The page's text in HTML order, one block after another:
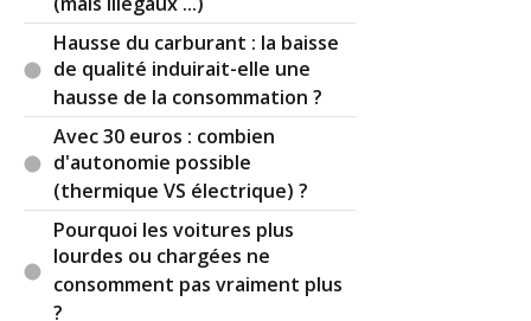
Hausse du carburant : la baisse
de qualité induirait-elle une
hausse de la consommation ?
Avec 30 euros : combien
d'autonomie possible
(thermique VS électrique) ?
Pourquoi les voitures plus
lourdes ou chargées ne
consomment pas vraiment plus
?